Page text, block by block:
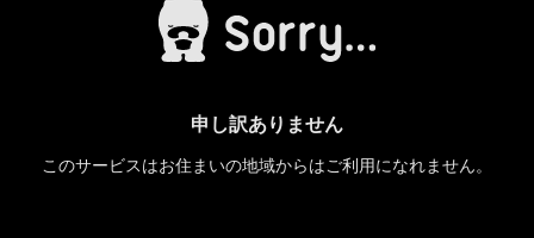
申し訳ありません
このサービスはお住まいの地域からはご利用になれません。